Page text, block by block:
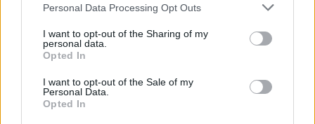
Personal Data Processing Opt Outs
I want to opt-out of the Sharing of my
personal data.
Opted In
I want to opt-out of the Sale of my
Personal Data.
Opted In
МАКЕДОНЦИТЕ ВО СРБИЈА:
ФОРМИРАН МАКЕДОНСКИОТ
НАЦИОНАЛЕН СОЈУЗ
ТЕЖОК ДЕН И ЈАВНО
човекот појма нема од